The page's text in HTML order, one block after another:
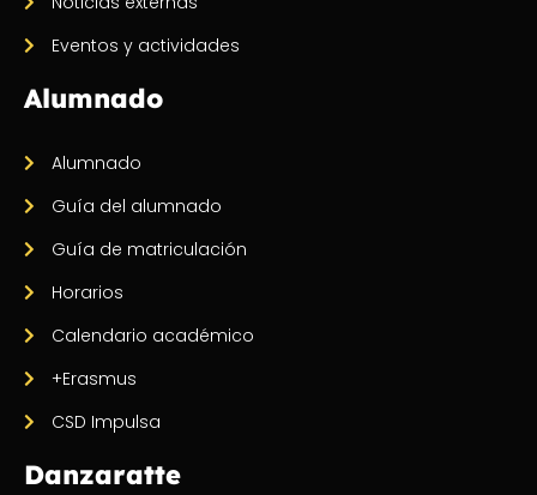
Eventos y actividades
Alumnado
Alumnado
Guía del alumnado
Guía de matriculación
Horarios
Calendario académico
+Erasmus
CSD Impulsa
Danzaratte